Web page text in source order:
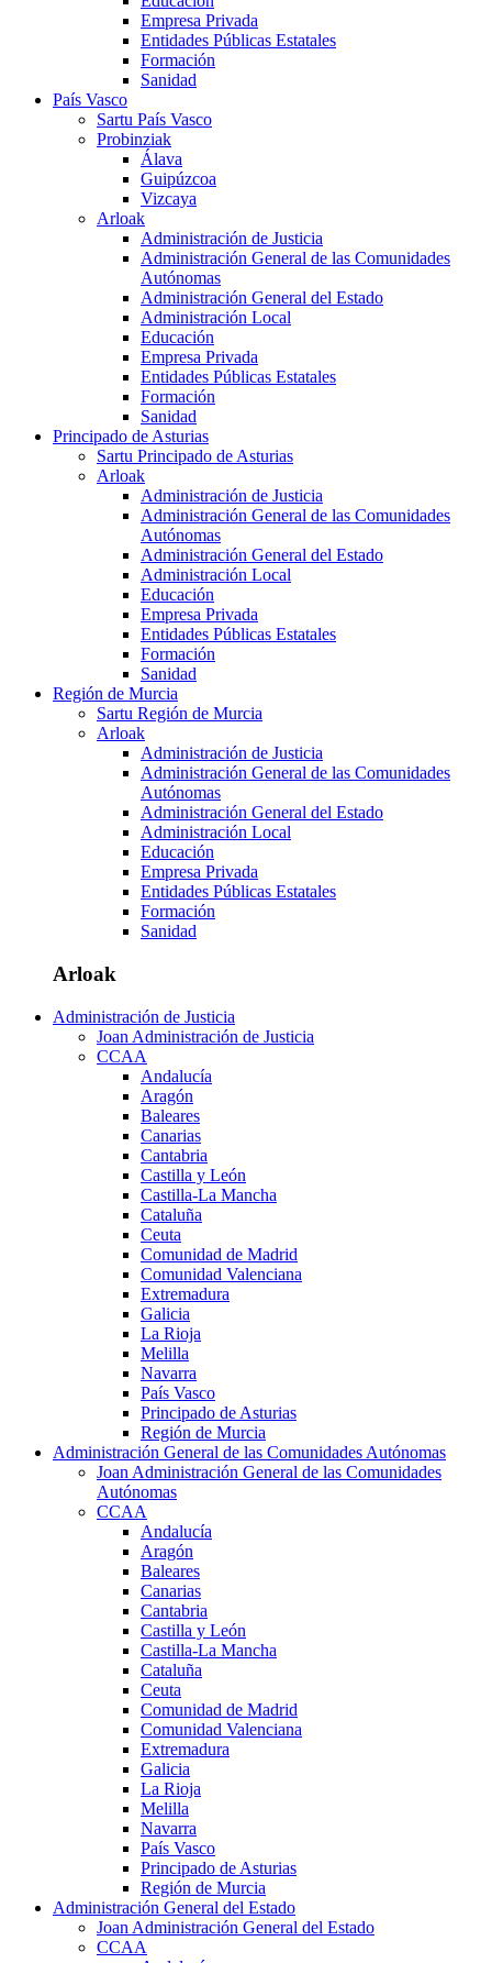
Empresa Privada
Entidades Públicas Estatales
Formación
Sanidad
País Vasco
Sartu País Vasco
Probinziak
Álava
Guipúzcoa
Vizcaya
Arloak
Administración de Justicia
Administración General de las Comunidades
Autónomas
Administración General del Estado
Administración Local
Educación
Empresa Privada
Entidades Públicas Estatales
Formación
Sanidad
Principado de Asturias
Sartu Principado de Asturias
Arloak
Administración de Justicia
Administración General de las Comunidades
Autónomas
Administración General del Estado
Administración Local
Educación
Empresa Privada
Entidades Públicas Estatales
Formación
Sanidad
Región de Murcia
Sartu Región de Murcia
Arloak
Administración de Justicia
Administración General de las Comunidades
Autónomas
Administración General del Estado
Administración Local
Educación
Empresa Privada
Entidades Públicas Estatales
Formación
Sanidad
Arloak
Administración de Justicia
Joan Administración de Justicia
CCAA
Andalucía
Aragón
Baleares
Canarias
Cantabria
Castilla y León
Castilla-La Mancha
Cataluña
Ceuta
Comunidad de Madrid
Comunidad Valenciana
Extremadura
Galicia
La Rioja
Melilla
Navarra
País Vasco
Principado de Asturias
Región de Murcia
Administración General de las Comunidades Autónomas
Joan Administración General de las Comunidades
Autónomas
CCAA
Andalucía
Aragón
Baleares
Canarias
Cantabria
Castilla y León
Castilla-La Mancha
Cataluña
Ceuta
Comunidad de Madrid
Comunidad Valenciana
Extremadura
Galicia
La Rioja
Melilla
Navarra
País Vasco
Principado de Asturias
Región de Murcia
Administración General del Estado
Joan Administración General del Estado
CCAA